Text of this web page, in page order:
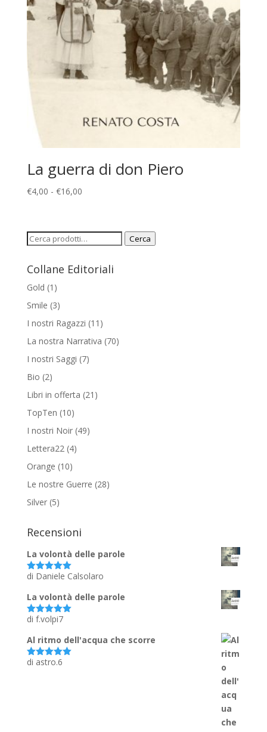
La guerra di don Piero
€4,00 - €16,00Fascia
da
€4,00
€16,00
Cerca: Cerca
Collane Editoriali
Gold (1)
Smile (3)
I nostri Ragazzi (11)
La nostra Narrativa (70)
I nostri Saggi (7)
Bio (2)
Libri in offerta (21)
TopTen (10)
I nostri Noir (49)
Lettera22 (4)
Orange (10)
Le nostre Guerre (28)
Silver (5)
Recensioni
La volontà delle parole
Valutato 5
di Daniele Calsolaro
La volontà delle parole
Valutato 5
di f.volpi7
Al ritmo dell'acqua che scorre
Valutato5
di astro.6